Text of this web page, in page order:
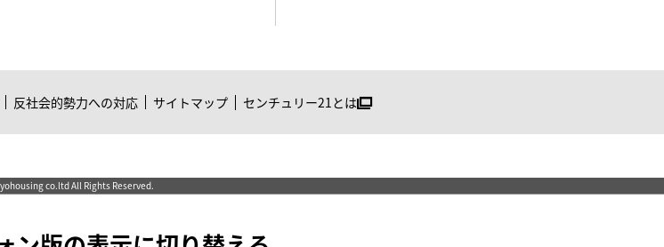
反社会的勢力への対応 サイトマップ センチュリー21とは
co.ltd All Rights Reserved.